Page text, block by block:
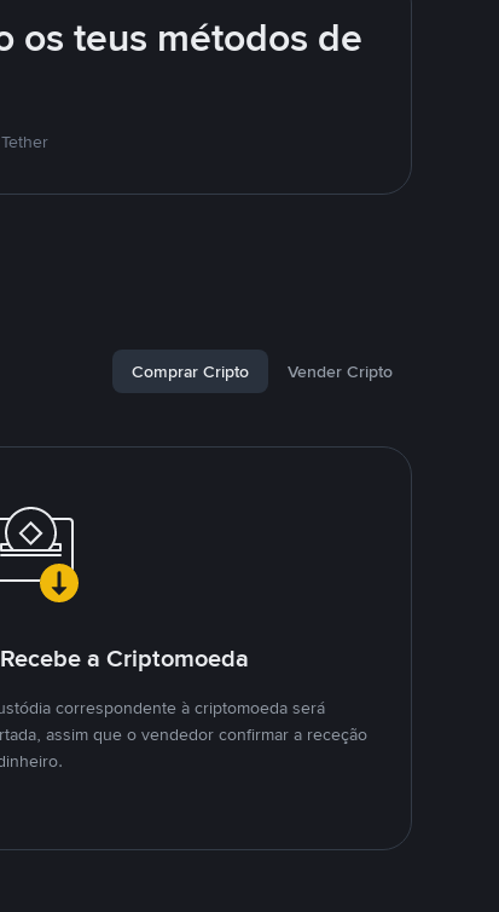
os teus métodos de
Comprar Cripto Vender Cripto
a Criptomoeda
correspondente à criptomoeda será
assim que o vendedor confirmar a receção